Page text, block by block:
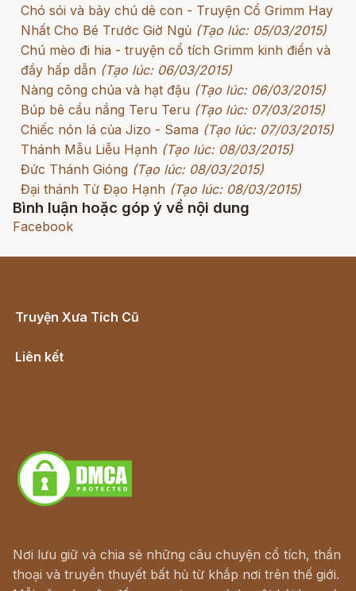
Chó sói và bảy chú dê con - Truyện Cổ Grimm Hay
Nhất Cho Bé Trước Giờ Ngủ (Tạo lúc: 05/03/2015)
Chú mèo đi hia - truyện cổ tích Grimm kinh điển và
đầy hấp dẫn (Tạo lúc: 06/03/2015)
Nàng công chúa và hạt đậu (Tạo lúc: 06/03/2015)
Búp bê cầu nắng Teru Teru (Tạo lúc: 07/03/2015)
Chiếc nón lá của Jizo - Sama (Tạo lúc: 07/03/2015)
Thánh Mẫu Liễu Hạnh (Tạo lúc: 08/03/2015)
Đức Thánh Gióng (Tạo lúc: 08/03/2015)
Đại thánh Từ Đạo Hạnh (Tạo lúc: 08/03/2015)
Bình luận hoặc góp ý về nội dung
Facebook
Truyện Xưa Tích Cũ
Liên kết
Nơi lưu giữ và chia sẻ những câu chuyện cổ tích, thần
thoại và truyền thuyết bất hủ từ khắp nơi trên thế giới.